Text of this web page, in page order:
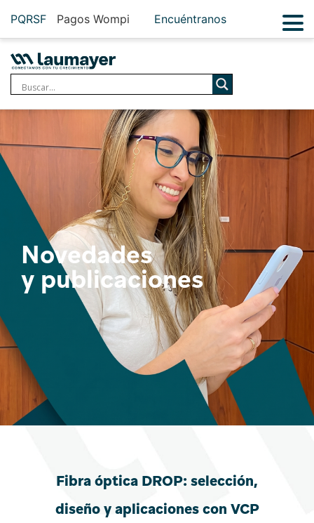
PQRSF Pagos Wompi Encuéntranos
Novedades
y publicaciones
Fibra óptica DROP: selección,
diseño y aplicaciones con VCP